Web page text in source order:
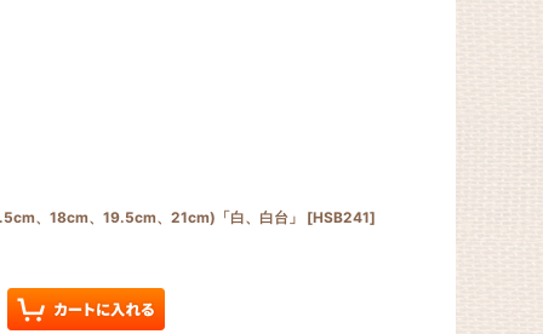
、18cm、19.5cm、21cm)「白、白台」 [HSB241]